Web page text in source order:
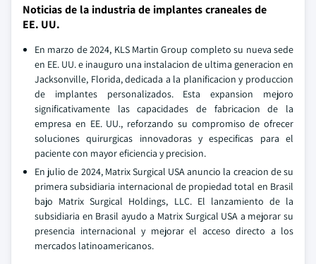
Noticias de la industria de implantes craneales de
EE. UU.
En marzo de 2024, KLS Martin Group completo su nueva sede
en EE. UU. e inauguro una instalacion de ultima generacion en
Jacksonville, Florida, dedicada a la planificacion y produccion
de implantes personalizados. Esta expansion mejoro
significativamente las capacidades de fabricacion de la
empresa en EE. UU., reforzando su compromiso de ofrecer
soluciones quirurgicas innovadoras y especificas para el
paciente con mayor eficiencia y precision.
En julio de 2024, Matrix Surgical USA anuncio la creacion de su
primera subsidiaria internacional de propiedad total en Brasil
bajo Matrix Surgical Holdings, LLC. El lanzamiento de la
subsidiaria en Brasil ayudo a Matrix Surgical USA a mejorar su
presencia internacional y mejorar el acceso directo a los
mercados latinoamericanos.